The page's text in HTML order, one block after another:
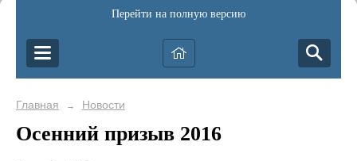
Перейти на полную версию
Главная → Новости
Осенний призыв 2016